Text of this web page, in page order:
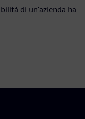
di un'azienda ha